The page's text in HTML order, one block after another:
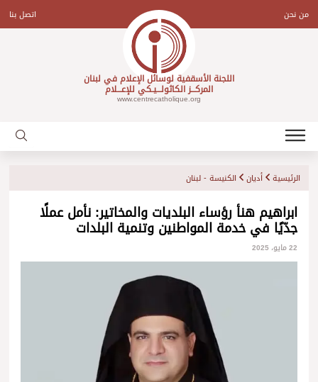
contentمن نحن اتصل بنا
اللجنة الأسقفية لوسائل الإعلام في لبنان
المركـــز الكاثولـــيـكي للإعـــلام
www.centrecatholique.org
الرئيسية أديان الكنيسة - لبنان
ابراهيم هنأ رؤساء البلديات والمخاتير: نأمل عملًا
جدّيًا في خدمة المواطنين وتنمية البلدات
22 مايو، 2025